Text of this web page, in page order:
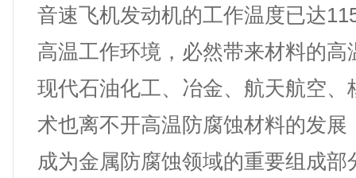
音速飞机发动机的工作温度已达
高温工作环境，必然带来材料的高
现代石油化工、冶金、航天航空、
术也离不开高温防腐蚀材料的发展
成为金属防腐蚀领域的重要组成部